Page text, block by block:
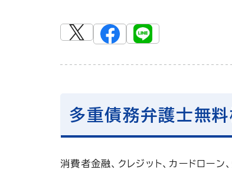
多重債務弁護士無料
消費者金融、クレジット、カードロー